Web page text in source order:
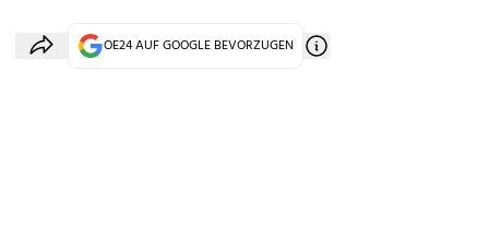
OE24 AUF GOOGLE BEVORZUGEN